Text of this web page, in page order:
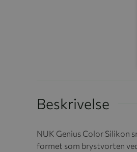
Beskrivelse
NUK Genius Color Silikon
formet som brystvorten